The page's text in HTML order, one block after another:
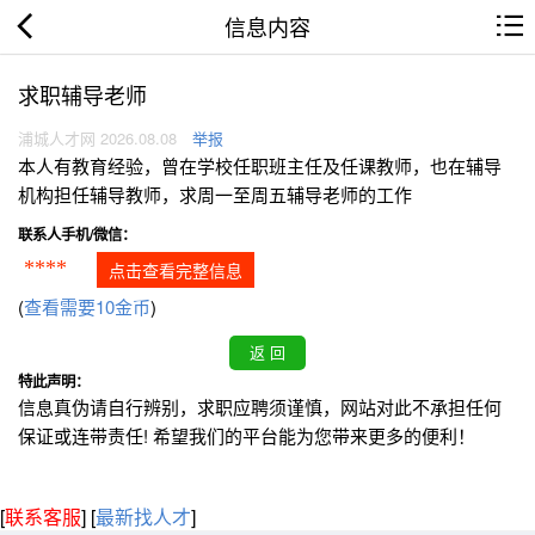
信息内容
求职辅导老师
浦城人才网 2026.08.08 举报
本人有教育经验，曾在学校任职班主任及任课教师，也在辅导
机构担任辅导教师，求周一至周五辅导老师的工作
联系人手机/微信：
**** 点击查看完整信息
(查看需要10金币)
特此声明：
信息真伪请自行辨别，求职应聘须谨慎，网站对此不承担任何
保证或连带责任! 希望我们的平台能为您带来更多的便利！
[联系客服] [最新找人才]